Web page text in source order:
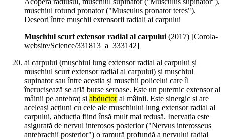
mușchiul rotund pronator ("Musculus pronator teres").
Deseori între mușchii extensorii radiali ai carpului
Mușchiul scurt extensor radial al carpului(2017) [Corola-
website/Science/331813_a_333142]
ai carpului (mușchiul lung extensor radial al carpului și
mușchiul scurt extensor radial al carpului) și mușchiul
supinator sau între aceștia și mușchii policelui care îl
încrucișează se află burse seroase. Este un puternic extensor al
mâinii pe antebraț și abductoral mâinii. Este sinergic și are
aceleași acțiuni cu cele ale mușchiului lung extensor radial al
carpului, abducția fiind însă mult mai redusă. Inervația este
asigurată de nervul interosos posterior ("Nervus interosseus
antebrachii posterior") o ramură profundă a nervului radial